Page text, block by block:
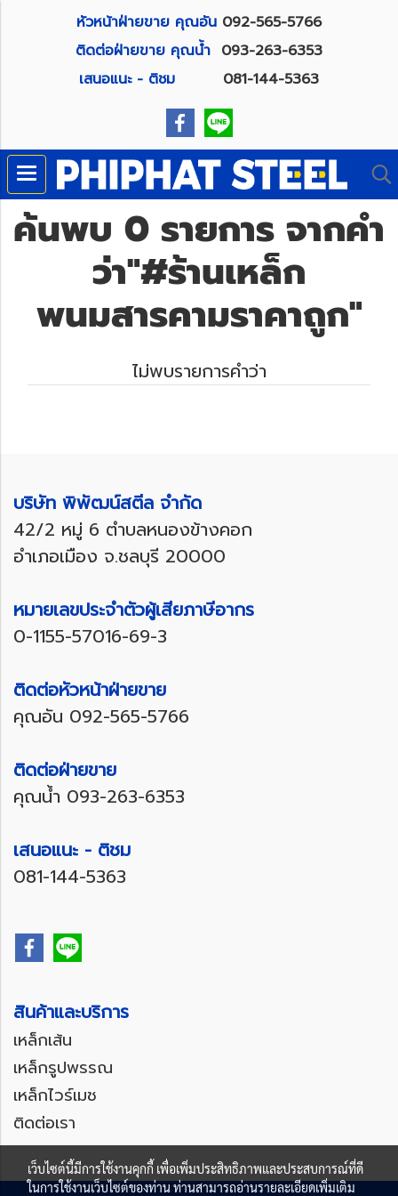
หัวหน้าฝ่ายขาย คุณอัน 092-565-5766
ติดต่อฝ่ายขาย คุณน้ำ 093-263-6353
เสนอแนะ - ติชม 081-144-5363
ค้นพบ 0 รายการ จากคำ
ว่า"#ร้านเหล็ก
พนมสารคามราคาถูก"
ไม่พบรายการคำว่า
บริษัท พิพัฒน์สตีล จำกัด
42/2 หมู่ 6 ตำบลหนองข้างคอก
อำเภอเมือง จ.ชลบุรี 20000
หมายเลขประจำตัวผู้เสียภาษีอากร
0-1155-57016-69-3
ติดต่อหัวหน้าฝ่ายขาย
คุณอัน 092-565-5766
ติดต่อฝ่ายขาย
คุณน้ำ 093-263-6353
เสนอแนะ - ติชม
081-144-5363
สินค้าและบริการ
เหล็กเส้น
เหล็กรูปพรรณ
เหล็กไวร์เมช
ติดต่อเรา
เว็บไซต์นี้มีการใช้งานคุกกี้ เพื่อเพิ่มประสิทธิภาพและประสบการณ์ที่ดี
ในการใช้งานเว็บไซต์ของท่าน ท่านสามารถอ่านรายละเอียดเพิ่มเติม